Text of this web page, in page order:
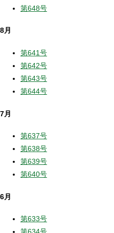
第648号
8月
第641号
第642号
第643号
第644号
7月
第637号
第638号
第639号
第640号
6月
第633号